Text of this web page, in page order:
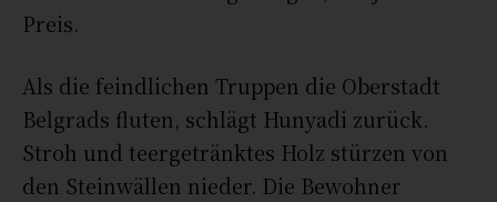
Preis.
Als die feindlichen Truppen die Oberstadt
Belgrads fluten, schlägt Hunyadi zurück.
Stroh und teergetränktes Holz stürzen von
den Steinwällen nieder. Die Bewohner